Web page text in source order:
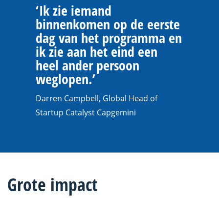
‘Ik zie iemand
binnenkomen op de eerste
dag van het programma en
ik zie aan het eind een
heel ander persoon
weglopen.’
Darren Campbell, Global Head of
Startup Catalyst Capgemini
Grote impact